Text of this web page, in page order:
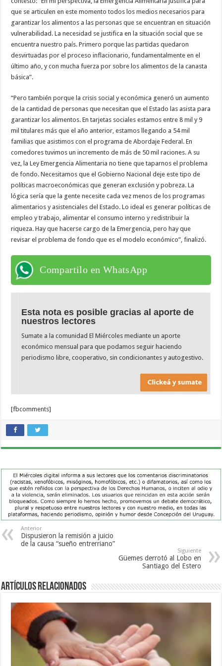
que se articulen en este momento todos los medios necesarios para
garantizar los alimentos a las personas que se encuentran en situación
vulnerabilidad. La necesidad se justifica en la situación social que se
encuentra nuestro país. Primero porque las partidas quedaron
desvirtuadas por el proceso inflacionario, fundamentalmente en el
último año, y con mucha fuerza por sobre los alimentos de la canasta
básica”.
“Pero también porque la crisis social y económica generó un aumento
de la cantidad de personas que necesitan que el Estado las asista para
garantizar los alimentos. En tarjetas sociales estamos entre 8 mil y 9
mil titulares más que el año anterior, estamos llegando a 54 mil
familias que asistimos con el programa de Abordaje Federal. En
comedores tuvimos un incremento de más de 50 mil raciones. A su
vez, la Ley Emergencia Alimentaria no tiene que taparnos el problema
de fondo. Necesitamos que el Gobierno Nacional deje este tipo de
políticas macroeconómicas que generan exclusión y pobreza. La
lógica sería que la gente necesite cada vez menos de los programas
alimentarios y asistenciales del Estado. Lo ideal es generar políticas de
empleo y trabajo, alimentar el consumo interno y redistribuir la
riqueza. Hay que hacerse cargo de la Emergencia, pero hay que
revisar el problema de fondo que es el modelo económico”, finalizó.
Compartilo en WhatsApp
Esta nota es posible gracias al aporte de
nuestros lectores
Sumate a la comunidad El Miércoles mediante un aporte
económico mensual para que podamos seguir haciendo
periodismo libre, cooperativo, sin condicionantes y autogestivo.
[fbcomments]
Anterior
Dispusieron la remisión a juicio
de la causa “sueño entrerriano”
Siguiente
Güemes derrotó al Lobo en
Santiago del Estero
Artículos Relacionados